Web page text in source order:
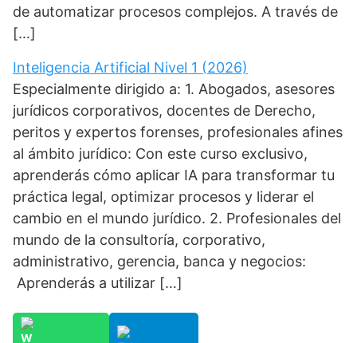
de automatizar procesos complejos. A través de
[…]
Inteligencia Artificial Nivel 1 (2026)
Especialmente dirigido a: 1. Abogados, asesores
jurídicos corporativos, docentes de Derecho,
peritos y expertos forenses, profesionales afines
al ámbito jurídico: Con este curso exclusivo,
aprenderás cómo aplicar IA para transformar tu
práctica legal, optimizar procesos y liderar el
cambio en el mundo jurídico. 2. Profesionales del
mundo de la consultoría, corporativo,
administrativo, gerencia, banca y negocios:
Aprenderás a utilizar […]